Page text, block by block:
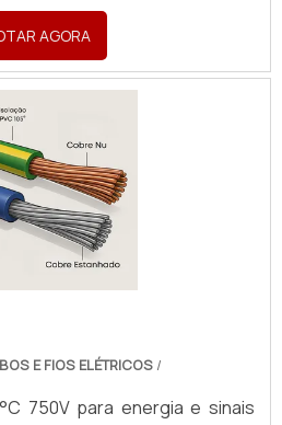
AGORA
E FIOS ELÉTRICOS/
750V para energia e sinais